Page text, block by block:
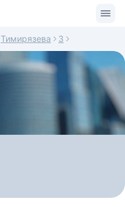
Тимирязева 3